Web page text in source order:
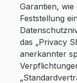
Garantien,
Feststellung
das „Privacy
anerkannter